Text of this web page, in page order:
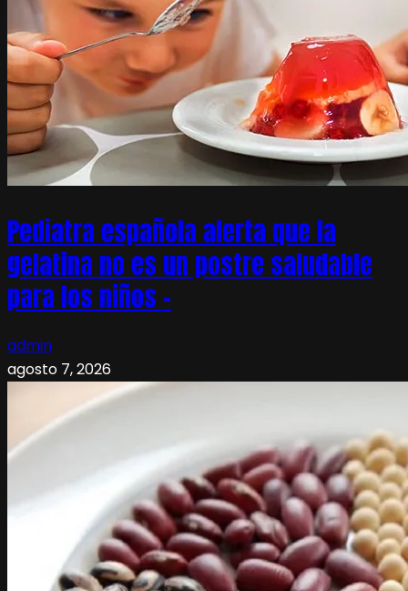
Pediatra española alerta que la
gelatina no es un postre saludable
para los niños –
admin
agosto 7, 2026